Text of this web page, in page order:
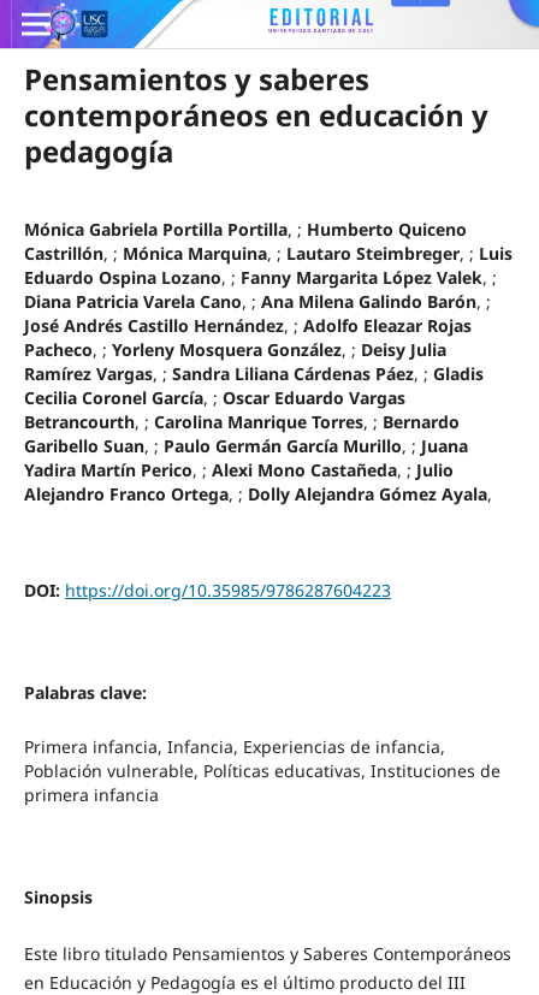
Pensamientos y saberes
contemporáneos en educación y
pedagogía
Mónica Gabriela Portilla Portilla, ; Humberto Quiceno
Castrillón, ; Mónica Marquina, ; Lautaro Steimbreger, ; Luis
Eduardo Ospina Lozano, ; Fanny Margarita López Valek, ;
Diana Patricia Varela Cano, ; Ana Milena Galindo Barón, ;
José Andrés Castillo Hernández, ; Adolfo Eleazar Rojas
Pacheco, ; Yorleny Mosquera González, ; Deisy Julia
Ramírez Vargas, ; Sandra Liliana Cárdenas Páez, ; Gladis
Cecilia Coronel García, ; Oscar Eduardo Vargas
Betrancourth, ; Carolina Manrique Torres, ; Bernardo
Garibello Suan, ; Paulo Germán García Murillo, ; Juana
Yadira Martín Perico, ; Alexi Mono Castañeda, ; Julio
Alejandro Franco Ortega, ; Dolly Alejandra Gómez Ayala,
DOI: https://doi.org/10.35985/9786287604223
Palabras clave:
Primera infancia, Infancia, Experiencias de infancia,
Población vulnerable, Políticas educativas, Instituciones de
primera infancia
Sinopsis
Este libro titulado Pensamientos y Saberes Contemporáneos
en Educación y Pedagogía es el último producto del III